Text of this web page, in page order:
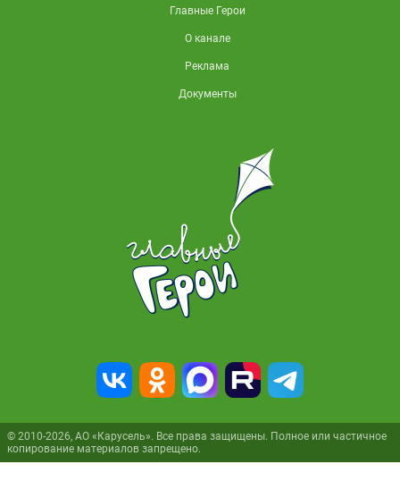
Главные Герои
О канале
Реклама
Документы
© 2010-2026, АО «Карусель». Все права защищены. Полное или частичное
копирование материалов запрещено.